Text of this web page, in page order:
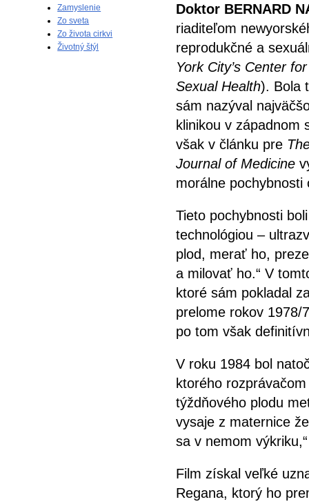
Zamyslenie
Zo sveta
Zo života cirkvi
Životný štýl
Doktor BERNARD
riaditeľom
reprodukčné a
York City’s Center
Sexual Health). Bola
sám nazýval
klinikou v západnom
však v článku pre
Journal of Medicine
morálne pochybnosti
Tieto pochybnosti
technológiou –
plod, merať ho,
a milovať ho.“ V
ktoré sám pokladal
prelome rokov 1978/
po tom však
V roku 1984 bol
ktorého
týždňového plodu
vysaje z maternice
sa v nemom
Film získal veľké
Regana, ktorý ho